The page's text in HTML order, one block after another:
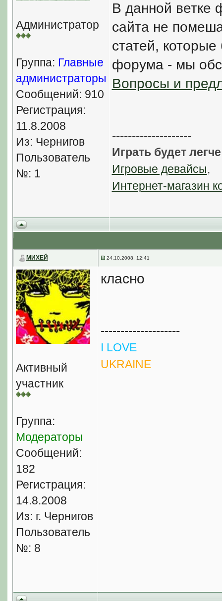
Администратор
Группа: Главные
администраторы
Сообщений: 910
Регистрация:
11.8.2008
Из: Чернигов
Пользователь
№: 1
В данной ветке
сайта не
статей,
форума - мы
Вопросы и
--------------------
Играть будет
Игровые девайсы,
Интернет-магазин
МИХЕЙ 24.10.2008, 12:41
Активный
участник
Группа:
Модераторы
Сообщений:
182
Регистрация:
14.8.2008
Из: г. Чернигов
Пользователь
№: 8
класно
--------------------
I LOVE
UKRAINE